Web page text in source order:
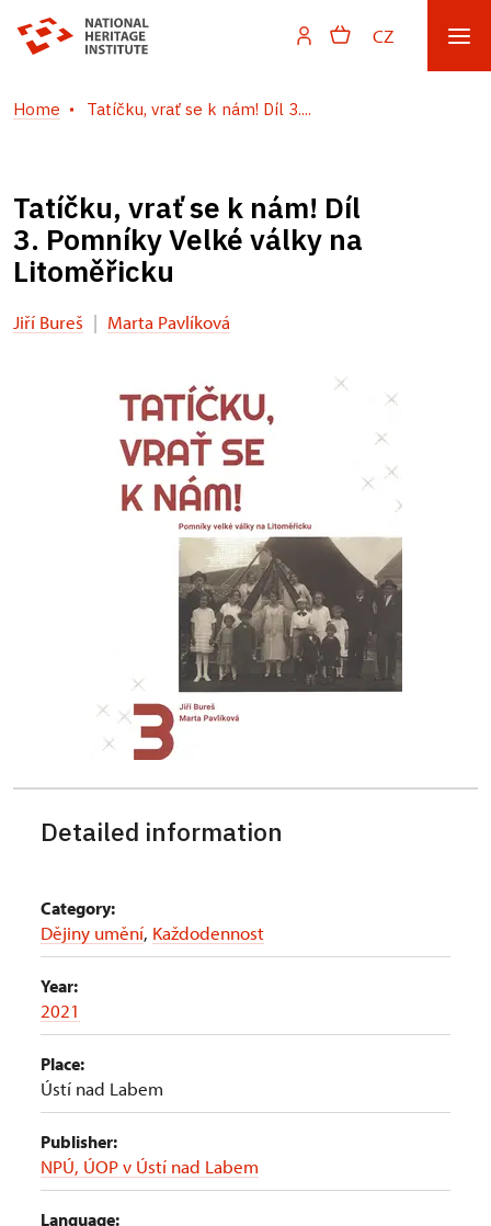
CZ
Home Tatíčku, vrať se k nám! Díl 3....
Tatíčku, vrať se k nám! Díl
3. Pomníky Velké války na
Litoměřicku
Jiří Bureš | Marta Pavlíková
Detailed information
Category:
Dějiny umění, Každodennost
Year:
2021
Place:
Ústí nad Labem
Publisher:
NPÚ, ÚOP v Ústí nad Labem
Language: